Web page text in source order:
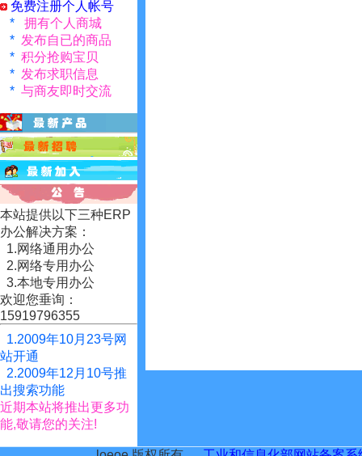
免费注册个人帐号
*
拥有个人商城
* 发布自已的商品
* 积分抢购宝贝
* 发布求职信息
* 与商友即时交流
本站提供以下三种ERP
办公解决方案：
1.网络通用办公
2.网络专用办公
3.本地专用办公
欢迎您垂询：
15919796355
1.2009年10月23号网
站开通
2.2009年12月10号推
出搜索功能
近期本站将推出更多功
能,敬请您的关注!